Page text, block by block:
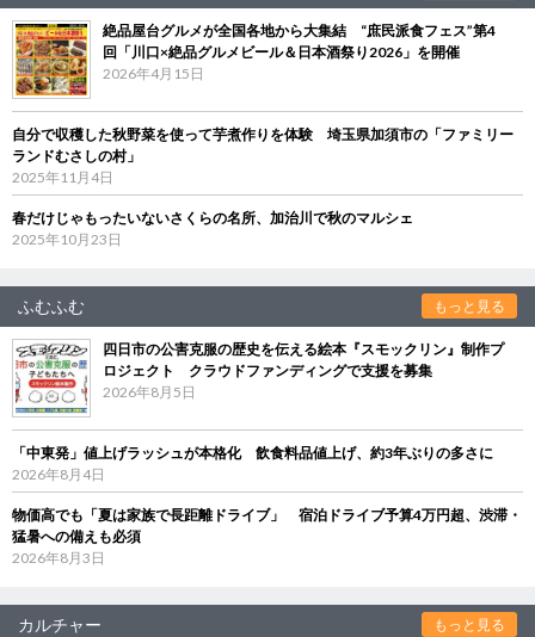
絶品屋台グルメが全国各地から大集結 “庶民派食フェス”第4
回「川口×絶品グルメビール＆日本酒祭り2026」を開催
2026年4月15日
自分で収穫した秋野菜を使って芋煮作りを体験 埼玉県加須市の「ファミリー
ランドむさしの村」
2025年11月4日
春だけじゃもったいないさくらの名所、加治川で秋のマルシェ
2025年10月23日
ふむふむ もっと見る
四日市の公害克服の歴史を伝える絵本『スモックリン』制作プ
ロジェクト クラウドファンディングで支援を募集
2026年8月5日
「中東発」値上げラッシュが本格化 飲食料品値上げ、約3年ぶりの多さに
2026年8月4日
物価高でも「夏は家族で長距離ドライブ」 宿泊ドライブ予算4万円超、渋滞・
猛暑への備えも必須
2026年8月3日
カルチャー もっと見る